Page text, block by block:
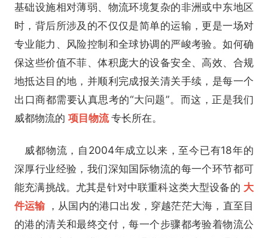
基础设施相对薄弱、物流环境复杂的非洲或中东地区
时，背后所涉及的不仅仅是简单的运输，更是一场对
专业能力、风险控制和全球协调的严峻考验。如何确
保这些价值不菲、体积庞大的设备安全、高效、合规
地抵达目的地，并顺利完成报关清关手续，是每一个
出口商都需要认真思考的“大问题”。而这，正是我们
威都物流的 项目物流专长所在。
威都物流，自2004年成立以来，至今已有18年的
深厚行业经验，我们深知国际物流的每一个环节都可
能充满挑战。尤其是针对中联重科这类大型设备的 大
件运输 ，从国内的港口出发，穿越茫茫大海，直至目
的港的清关和最终交付，每一个步骤都考验着物流公